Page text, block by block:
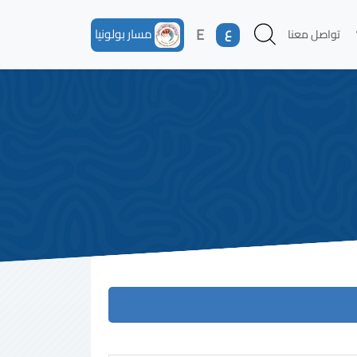
تواصل معنا ع E مسار بولونيا